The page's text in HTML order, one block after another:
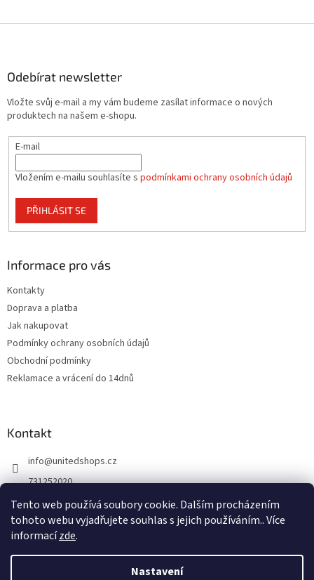
Tento web používá soubory cookie. Dalším procházením
tohoto webu vyjadřujete souhlas s jejich používáním.. Více
informacízde.
Nastavení
Odebírat newsletter
Vložte svůj e-mail a my vám budeme zasílat informace o nových
produktech na našem e-shopu.
E-mail
Vložením e-mailu souhlasíte s podmínkami ochrany osobních údajů
PŘIHLÁSIT SE
Informace pro vás
Kontakty
Doprava a platba
Jak nakupovat
Podmínky ochrany osobních údajů
Obchodní podmínky
Reklamace a vrácení do 14dnů
Kontakt
info@unitedshops.cz
731252020
https://www.fb.com/UnitedShops
UnitedShops
Vytvořil Shoptet